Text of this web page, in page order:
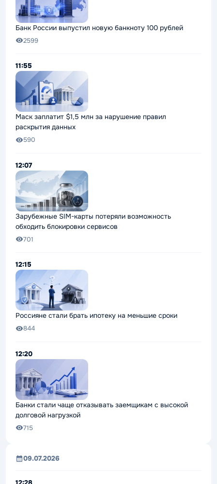
Банк России выпустил новую банкноту 100 рублей
2599
11:55
Маск заплатит $1,5 млн за нарушение правил
раскрытия данных
590
12:07
Зарубежные SIM-карты потеряли возможность
обходить блокировки сервисов
701
12:15
Россияне стали брать ипотеку на меньшие сроки
844
12:20
Банки стали чаще отказывать заемщикам с высокой
долговой нагрузкой
715
09.07.2026